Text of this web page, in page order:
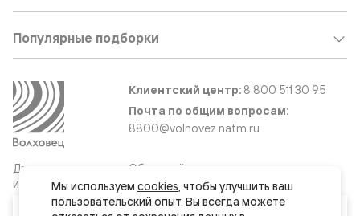
Двери
и интерьерные
решения
Популярные подборки
Клиентский центр: 8 800 511 30 95
Почта по общим вопросам:
8800@volhovez.natm.ru
Обратный звонок
Мы используем cookies, чтобы улучшить ваш
пользовательский опыт. Вы всегда можете